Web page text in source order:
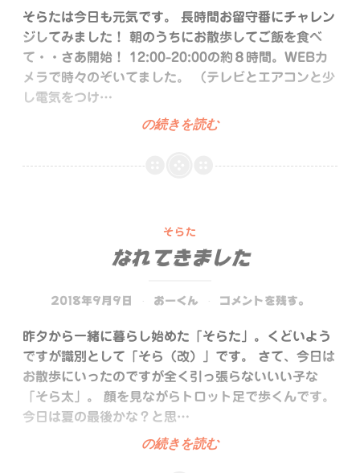
そらたは今日も元気です。 長時間お留守番にチャレン
ジしてみました！ 朝のうちにお散歩してご飯を食べ
て・・さあ開始！ 12:00-20:00の約８時間。WEBカ
メラで時々のぞいてました。 （テレビとエアコンと少
し電気をつけ…
主
は
の続きを読む
そらた
なれてきました
2018年9月9日 おーくん コメントを残す。
昨夕から一緒に暮らし始めた「そらた」。くどいよう
ですが識別として「そら（改）」です。 さて、今日は
お散歩にいったのですが全く引っ張らないいい子な
「そら太」。 顔を見ながらトロット足で歩くんです。
今日は夏の最後かな？と思…
な
の続きを読む